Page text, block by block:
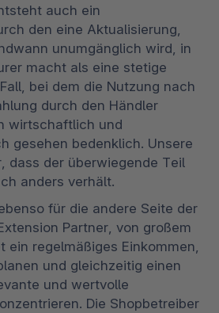
auch ein
den eine Aktualisierung,
unumgänglich wird, in
macht als eine stetige
bei dem die Nutzung nach
durch den Händler
wirtschaftlich und
gesehen bedenklich. Unsere
dass der überwiegende Teil
anders verhält.
für die andere Seite der
Partner, von großem
ein regelmäßiges Einkommen,
und gleichzeitig einen
und wertvolle
Die Shopbetreiber